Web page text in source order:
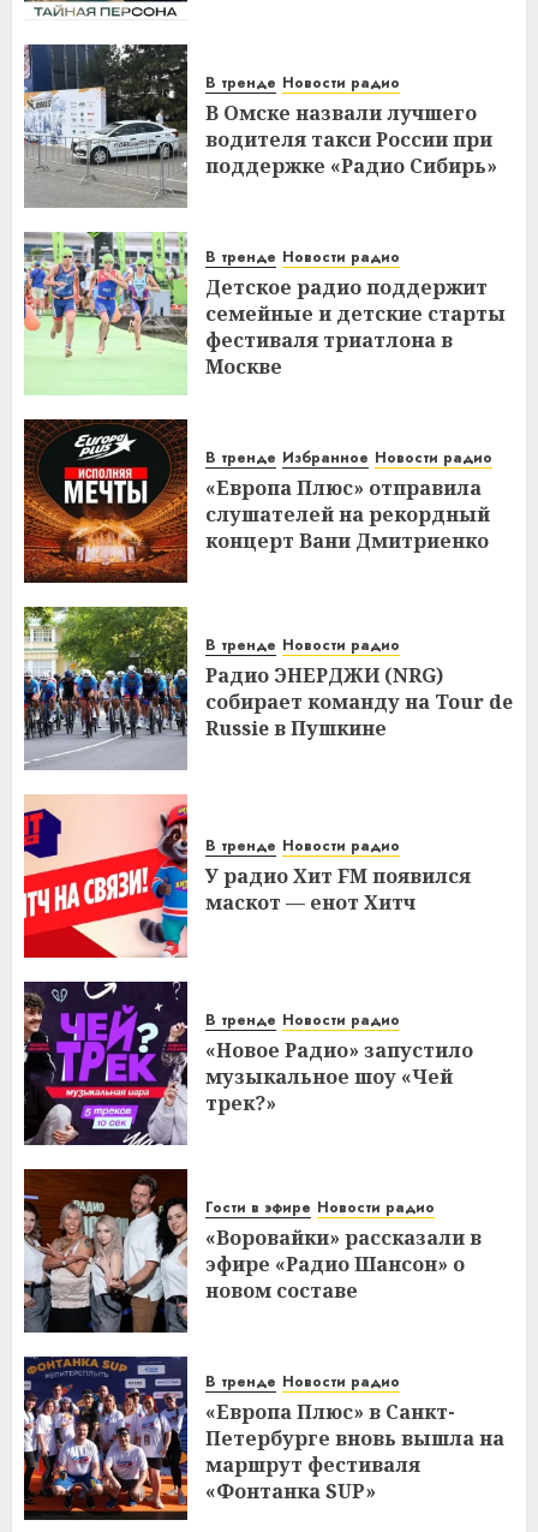
В тренде Новости радио
В Омске назвали лучшего
водителя такси России при
поддержке «Радио Сибирь»
В тренде Новости радио
Детское радио поддержит
семейные и детские старты
фестиваля триатлона в
Москве
В тренде Избранное Новости радио
«Европа Плюс» отправила
слушателей на рекордный
концерт Вани Дмитриенко
В тренде Новости радио
Радио ЭНЕРДЖИ (NRG)
собирает команду на Tour de
Russie в Пушкине
В тренде Новости радио
У радио Хит FM появился
маскот — енот Хитч
В тренде Новости радио
«Новое Радио» запустило
музыкальное шоу «Чей
трек?»
Гости в эфире Новости радио
«Воровайки» рассказали в
эфире «Радио Шансон» о
новом составе
В тренде Новости радио
«Европа Плюс» в Санкт-
Петербурге вновь вышла на
маршрут фестиваля
«Фонтанка SUP»